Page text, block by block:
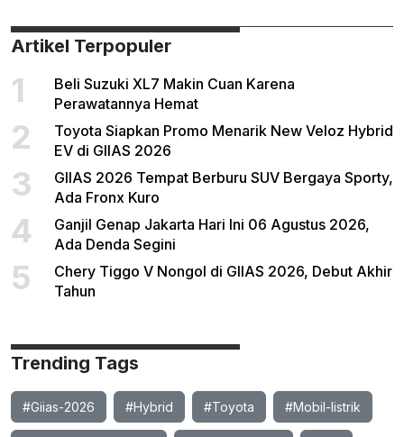
Artikel Terpopuler
1
Beli Suzuki XL7 Makin Cuan Karena
Perawatannya Hemat
2
Toyota Siapkan Promo Menarik New Veloz Hybrid
EV di GIIAS 2026
3
GIIAS 2026 Tempat Berburu SUV Bergaya Sporty,
Ada Fronx Kuro
4
Ganjil Genap Jakarta Hari Ini 06 Agustus 2026,
Ada Denda Segini
5
Chery Tiggo V Nongol di GIIAS 2026, Debut Akhir
Tahun
Trending Tags
#Giias-2026 #Hybrid #Toyota #Mobil-listrik